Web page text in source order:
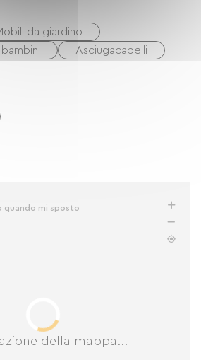
da giardino
Asciugacapelli
della mappa...
quando mi sposto